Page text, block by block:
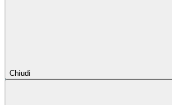
Chiudi